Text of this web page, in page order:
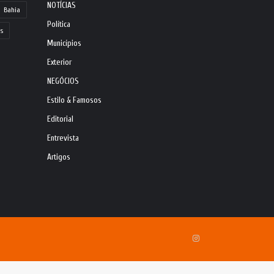
Bahia
NOTÍCIAS
Política
Municípios
Exterior
NEGÓCIOS
Estilo & Famosos
Editorial
Entrevista
Artigos
Instagram